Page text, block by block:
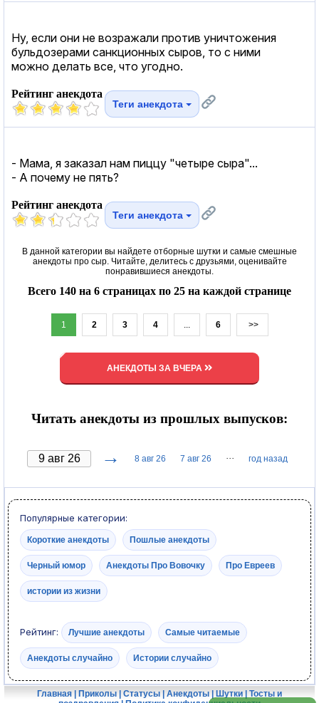
Ну, если они не возражали против уничтожения
бульдозерами санкционных сыров, то с ними
можно делать все, что угодно.
Рейтинг анекдота
Теги анекдота
- Мама, я заказал нам пиццу "четыре сыра"...
- А почему не пять?
Рейтинг анекдота
Теги анекдота
В данной категории вы найдете отборные шутки и самые смешные
анекдоты про сыр. Читайте, делитесь с друзьями, оценивайте
понравившиеся анекдоты.
Всего 140 на 6 страницах по 25 на каждой странице
1 2 3 4 ... 6 >>
АНЕКДОТЫ ЗА ВЧЕРА
Читать анекдоты из прошлых выпусков:
→ 8 авг 26 7 авг 26 ··· год назад
Популярные категории:
Короткие анекдоты Пошлые анекдоты
Черный юмор Анекдоты Про Вовочку Про Евреев
истории из жизни
Рейтинг: Лучшие анекдоты Самые читаемые
Анекдоты случайно Истории случайно
Главная | Приколы | Статусы | Анекдоты | Шутки | Тосты и